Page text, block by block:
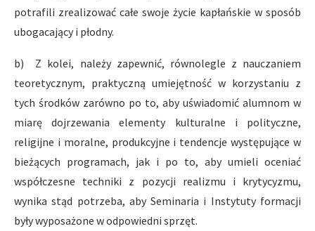
potrafili zrealizować całe swoje życie kapłańskie w sposób
ubogacający i płodny.
b) Z kolei, należy zapewnić, równolegle z nauczaniem
teoretycznym, praktyczną umiejętność w korzystaniu z
tych środków zarówno po to, aby uświadomić alumnom w
miarę dojrzewania elementy kulturalne i polityczne,
religijne i moralne, produkcyjne i tendencje występujące w
bieżących programach, jak i po to, aby umieli oceniać
współczesne techniki z pozycji realizmu i krytycyzmu,
wynika stąd potrzeba, aby Seminaria i Instytuty formacji
były wyposażone w odpowiedni sprzęt.